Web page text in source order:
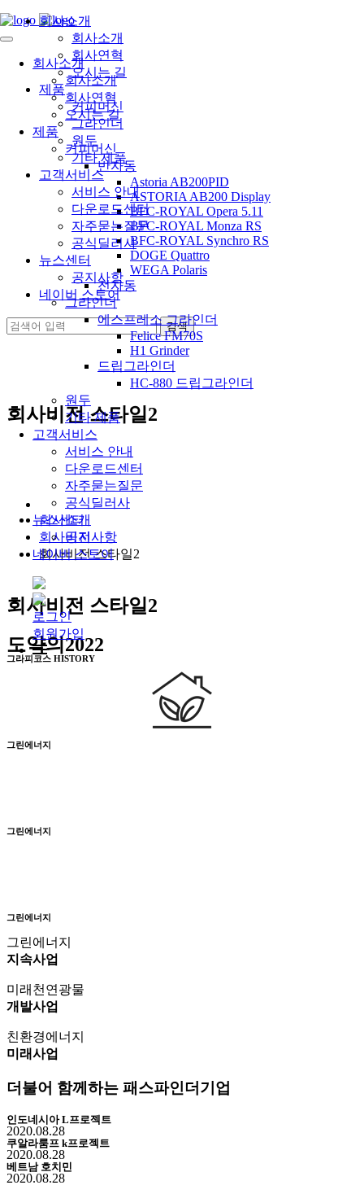
회사소개
회사소개
회사연혁
오시는 길
제품
커피머신
반자동
Astoria AB200PID
ASTORIA AB200 Display
BFC-ROYAL Opera 5.11
BFC-ROYAL Monza RS
BFC-ROYAL Synchro RS
DOGE Quattro
WEGA Polaris
전자동
그라인더
에스프레소 그라인더
Felice FM70S
H1 Grinder
드립그라인더
HC-880 드립그라인더
원두
기타 제품
고객서비스
서비스 안내
다운로드센터
자주묻는질문
공식딜러사
뉴스센터
공지사항
네이버 스토어
로그인
회원가입
회사소개
회사소개
회사연혁
오시는 길
제품
커피머신
그라인더
원두
기타 제품
고객서비스
서비스 안내
다운로드센터
자주묻는질문
공식딜러사
뉴스센터
공지사항
네이버 스토어
회사비전 스타일2
회사소개
회사비전
회사비전 스타일2
회사비전 스타일2
도약의2022
그라피코스 HISTORY
그린에너지
그린에너지
그린에너지
그린에너지
지속사업
미래천연광물
개발사업
친환경에너지
미래사업
더불어 함께하는 패스파인더기업
인도네시아 L프로젝트
2020.08.28
쿠알라룸프 k프로젝트
2020.08.28
베트남 호치민
2020.08.28